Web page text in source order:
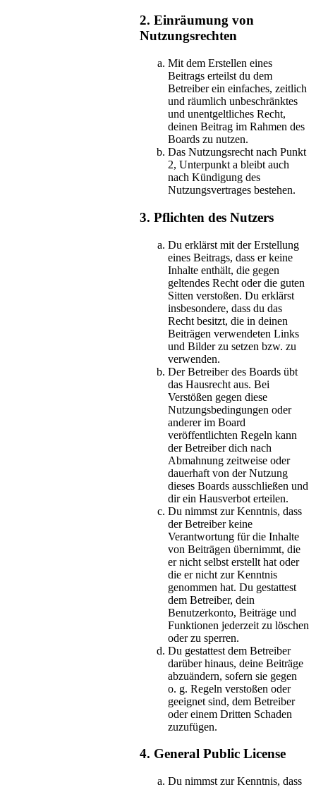
2. Einräumung von
Nutzungsrechten
Mit dem Erstellen eines
Beitrags erteilst du dem
Betreiber ein einfaches, zeitlich
und räumlich unbeschränktes
und unentgeltliches Recht,
deinen Beitrag im Rahmen des
Boards zu nutzen.
Das Nutzungsrecht nach Punkt
2, Unterpunkt a bleibt auch
nach Kündigung des
Nutzungsvertrages bestehen.
3. Pflichten des Nutzers
Du erklärst mit der Erstellung
eines Beitrags, dass er keine
Inhalte enthält, die gegen
geltendes Recht oder die guten
Sitten verstoßen. Du erklärst
insbesondere, dass du das
Recht besitzt, die in deinen
Beiträgen verwendeten Links
und Bilder zu setzen bzw. zu
verwenden.
Der Betreiber des Boards übt
das Hausrecht aus. Bei
Verstößen gegen diese
Nutzungsbedingungen oder
anderer im Board
veröffentlichten Regeln kann
der Betreiber dich nach
Abmahnung zeitweise oder
dauerhaft von der Nutzung
dieses Boards ausschließen und
dir ein Hausverbot erteilen.
Du nimmst zur Kenntnis, dass
der Betreiber keine
Verantwortung für die Inhalte
von Beiträgen übernimmt, die
er nicht selbst erstellt hat oder
die er nicht zur Kenntnis
genommen hat. Du gestattest
dem Betreiber, dein
Benutzerkonto, Beiträge und
Funktionen jederzeit zu löschen
oder zu sperren.
Du gestattest dem Betreiber
darüber hinaus, deine Beiträge
abzuändern, sofern sie gegen
o. g. Regeln verstoßen oder
geeignet sind, dem Betreiber
oder einem Dritten Schaden
zuzufügen.
4. General Public License
Du nimmst zur Kenntnis, dass